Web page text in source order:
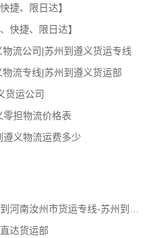
捷、限日达】
快捷、限日达】
流公司|苏州到遵义货运专线
流专线|苏州到遵义货运部
货运公司
担物流价格表
义物流运费多少
达货运部